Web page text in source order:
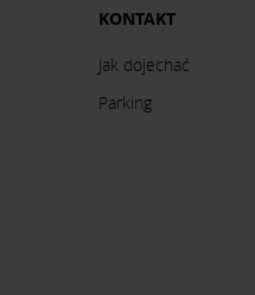
KONTAKT
Jak dojechać
Parking